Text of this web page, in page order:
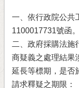
一、依行政院公共
1100017731號函。
二、政府採購法施
商疑義之處理結果
延長等標期，是否
請求釋疑之期限：